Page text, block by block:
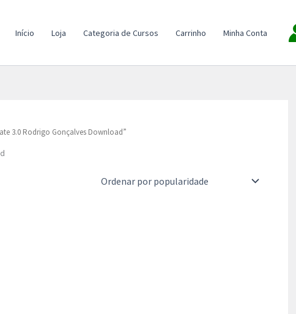
Início Loja Categoria de Cursos Carrinho Minha Conta
3.0 Rodrigo Gonçalves Download”